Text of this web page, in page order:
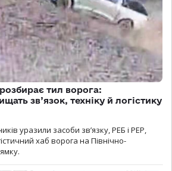
тил ворога:
зв’язок, техніку й логістику
уразили засоби зв’язку, РЕБ і РЕР,
хаб ворога на Північно-